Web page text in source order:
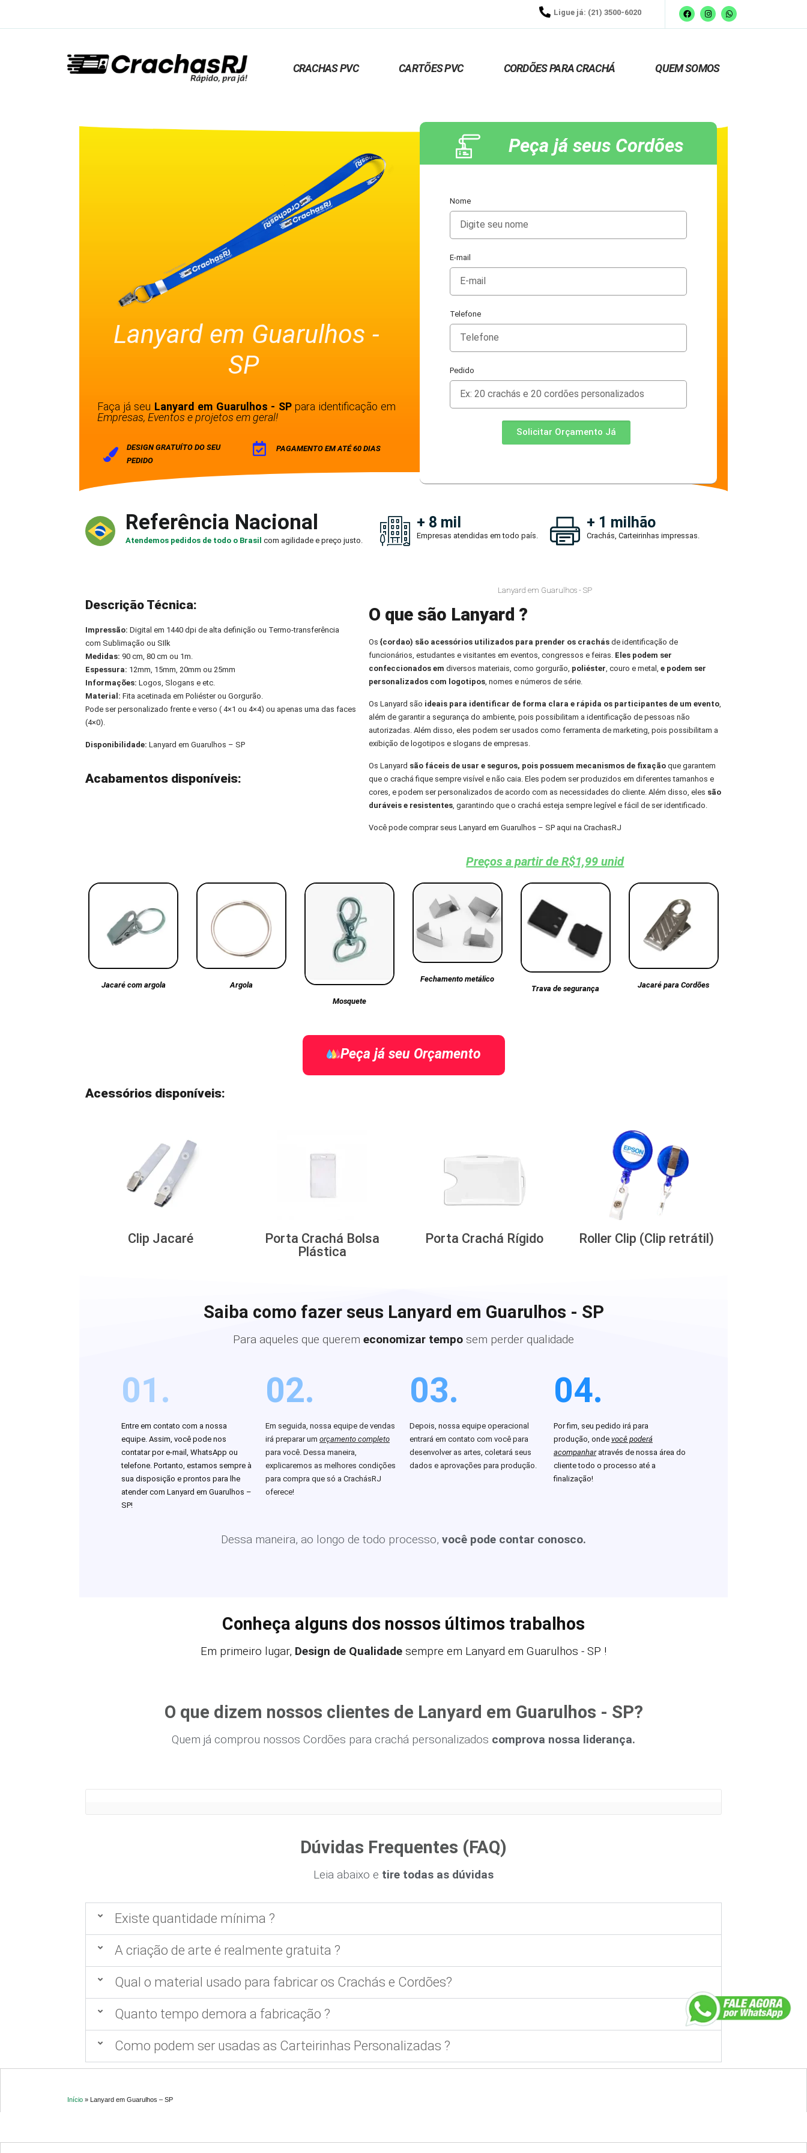
Ligue já: (21) 3500-6020
CRACHAS PVC CARTÕES PVC CORDÕES PARA CRACHÁ QUEM SOMOS
Lanyard em Guarulhos -
SP
Faça já seu Lanyard em Guarulhos - SPpara identificação em
Empresas, Eventos e projetos em geral!
DESIGN GRATUÍTO DO SEU
PEDIDO
PAGAMENTO EM ATÉ 60 DIAS
Peça já seus Cordões
Nome
E-mail
Telefone
Pedido
Solicitar Orçamento Já
Referência Nacional
Atendemos pedidos de todo o Brasilcom agilidade e preço justo.
+ 8 mil
Empresas atendidas em todo país.
+ 1 milhão
Crachás, Carteirinhas impressas.
Descrição Técnica:
Impressão: Digital em 1440 dpi de alta definição ou Termo-transferência
com Sublimação ou SIlk
Medidas: 90 cm, 80 cm ou 1m.
Espessura: 12mm, 15mm, 20mm ou 25mm
Informações:Logos, Slogans e etc.
Material: Fita acetinada em Poliéster ou Gorgurão.
Pode ser personalizado frente e verso ( 4×1 ou 4×4) ou apenas uma das faces
(4×0).
Disponibilidade:Lanyard em Guarulhos – SP
Acabamentos disponíveis:
Lanyard em Guarulhos - SP
O que são Lanyard ?
Os {cordao) são acessórios utilizados para prender os crachásde identificação de
funcionários, estudantes e visitantes em eventos, congressos e feiras. Eles podem ser
confeccionados em diversos materiais, como gorgurão, poliéster, couro e metal, e podem ser
personalizados com logotipos, nomes e números de série.
Os Lanyard são ideais para identificar de forma clara e rápida os participantes de um evento,
além de garantir a segurança do ambiente, pois possibilitam a identificação de pessoas não
autorizadas. Além disso, eles podem ser usados como ferramenta de marketing, pois possibilitam a
exibição de logotipos e slogans de empresas.
Os Lanyard são fáceis de usar e seguros, pois possuem mecanismos de fixaçãoque garantem
que o crachá fique sempre visível e não caia. Eles podem ser produzidos em diferentes tamanhos e
cores, e podem ser personalizados de acordo com as necessidades do cliente. Além disso, eles são
duráveis e resistentes, garantindo que o crachá esteja sempre legível e fácil de ser identificado.
Você pode comprar seus Lanyard em Guarulhos – SP aqui na CrachasRJ
Preços a partir de R$1,99 unid
Jacaré com argola
Argola
Mosquete
Fechamento metálico
Trava de segurança
Jacaré para Cordões
Peça já seu Orçamento
Acessórios disponíveis:
Clip Jacaré
Porta Crachá Bolsa
Plástica
Porta Crachá Rígido Roller Clip (Clip retrátil)
Saiba como fazer seus Lanyard em Guarulhos - SP
Para aqueles que querem economizar tempo sem perder qualidade
01.
Entre em contato com a nossa
equipe. Assim, você pode nos
contatar por e-mail, WhatsApp ou
telefone. Portanto, estamos sempre à
sua disposição e prontos para lhe
atender com Lanyard em Guarulhos –
SP!
02.
Em seguida, nossa equipe de vendas
irá preparar um orçamento completo
para você. Dessa maneira,
explicaremos as melhores condições
para compra que só a CrachásRJ
oferece!
03.
Depois, nossa equipe operacional
entrará em contato com você para
desenvolver as artes, coletará seus
dados e aprovações para produção.
04.
Por fim, seu pedido irá para
produção, onde você poderá
acompanharatravés de nossa área do
cliente todo o processo até a
finalização!
Dessa maneira, ao longo de todo processo, você pode contar conosco.
Conheça alguns dos nossos últimos trabalhos
Em primeiro lugar, Design de Qualidade sempre em Lanyard em Guarulhos - SP !
O que dizem nossos clientes de Lanyard em Guarulhos - SP?
Quem já comprou nossos Cordões para crachá personalizados comprova nossa liderança.
Dúvidas Frequentes (FAQ)
Leia abaixo e tire todas as dúvidas
Existe quantidade mínima ?
A criação de arte é realmente gratuita ?
Qual o material usado para fabricar os Crachás e Cordões?
Quanto tempo demora a fabricação ?
Como podem ser usadas as Carteirinhas Personalizadas ?
Início » Lanyard em Guarulhos – SP